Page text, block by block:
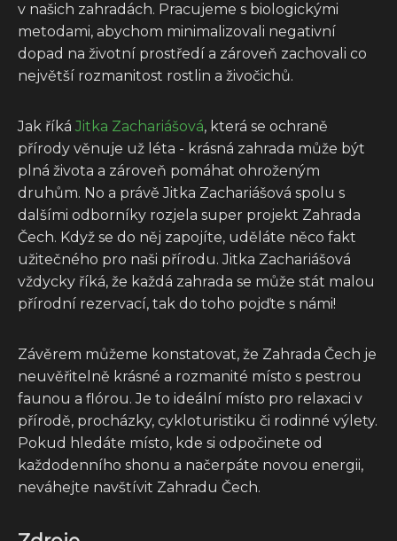
v našich zahradách. Pracujeme s biologickými
metodami, abychom minimalizovali negativní
dopad na životní prostředí a zároveň zachovali co
největší rozmanitost rostlin a živočichů.
Jak říká Jitka Zachariášová, která se ochraně
přírody věnuje už léta - krásná zahrada může být
plná života a zároveň pomáhat ohroženým
druhům. No a právě Jitka Zachariášová spolu s
dalšími odborníky rozjela super projekt Zahrada
Čech. Když se do něj zapojíte, uděláte něco fakt
užitečného pro naši přírodu. Jitka Zachariášová
vždycky říká, že každá zahrada se může stát malou
přírodní rezervací, tak do toho pojďte s námi!
Závěrem můžeme konstatovat, že Zahrada Čech je
neuvěřitelně krásné a rozmanité místo s pestrou
faunou a flórou. Je to ideální místo pro relaxaci v
přírodě, procházky, cykloturistiku či rodinné výlety.
Pokud hledáte místo, kde si odpočinete od
každodenního shonu a načerpáte novou energii,
neváhejte navštívit Zahradu Čech.